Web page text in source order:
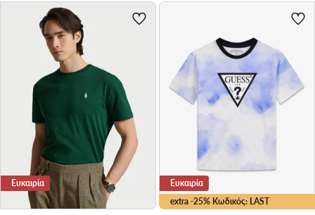
Ευκαιρία
extra -25% Κωδικός: LAST
Ευκαιρία